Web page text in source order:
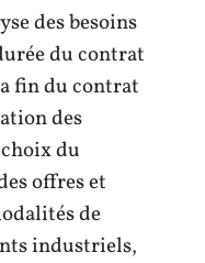
des besoins
du contrat
fin du contrat
des
du
offres et
de
industriels,